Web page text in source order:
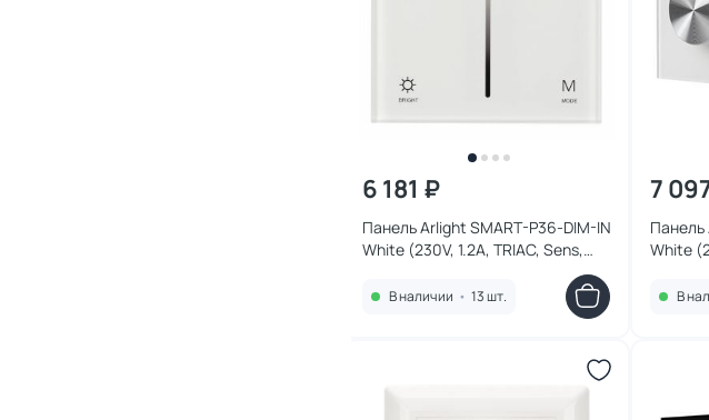
6 181 ₽
Панель Arlight SMART-P36-DIM-IN
White (230V, 1.2A, TRIAC, Sens,
В наличии • 13 шт.
7
Панель
White
В